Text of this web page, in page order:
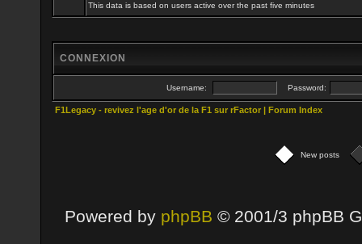
This data is based on users active over the past five minutes
CONNEXION
Username: Password:
F1Legacy - revivez l'age d'or de la F1 sur rFactor | Forum Index
New posts
Powered by phpBB © 2001/3 phpBB